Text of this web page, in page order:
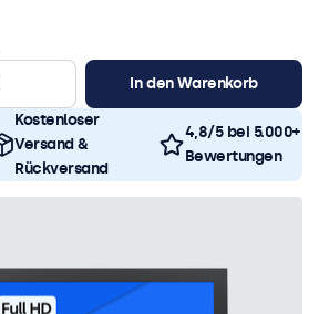
In den Warenkorb
Kostenloser
Versand &
Rückversand
4,8/5 bei 5.000+
Bewertungen